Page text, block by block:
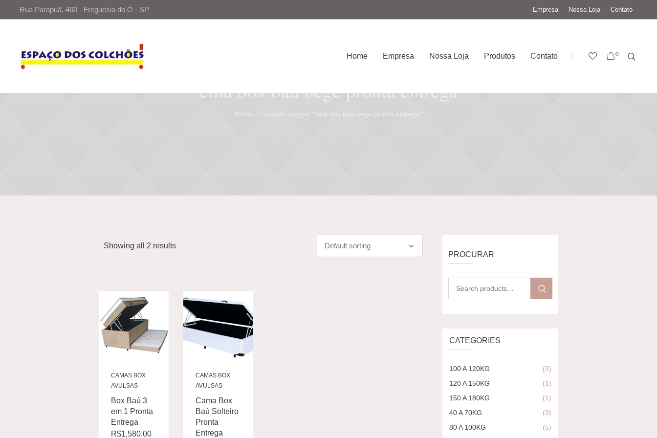
Empresa Nossa Loja Contato
Rua Parapuã, 460 - Freguesia do Ó - SP
0
Home Empresa Nossa Loja Produtos Contato
cma box baú bege pronta entrega
Home / Products tagged “cma box baú bege pronta entrega”
Showing all 2 results
CAMAS BOX
AVULSAS
Box Baú 3
em 1 Pronta
Entrega
R$1,580.00
CAMAS BOX
AVULSAS
Cama Box
Baú Solteiro
Pronta
Entrega
PROCURAR
CATEGORIES
100 A 120KG
(3)
120 A 150KG
(1)
150 A 180KG
(1)
40 A 70KG
(3)
80 A 100KG
(5)